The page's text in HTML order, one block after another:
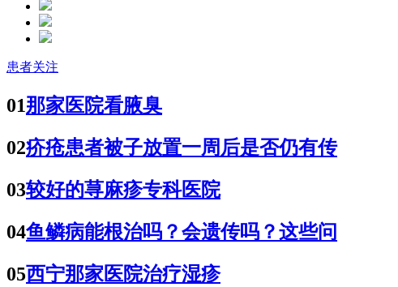
患者关注
01那家医院看腋臭
02疥疮患者被子放置一周后是否仍有传
03较好的荨麻疹专科医院
04鱼鳞病能根治吗？会遗传吗？这些问
05西宁那家医院治疗湿疹